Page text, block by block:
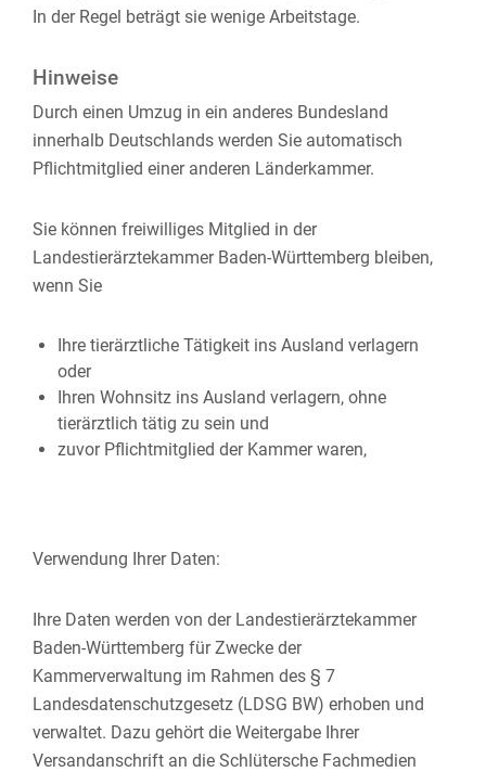
In der Regel beträgt sie wenige Arbeitstage.
Hinweise
Durch einen Umzug in ein anderes Bundesland
innerhalb Deutschlands werden Sie automatisch
Pflichtmitglied einer anderen Länderkammer.
Sie können freiwilliges Mitglied in der
Landestierärztekammer Baden-Württemberg bleiben,
wenn Sie
Ihre tierärztliche Tätigkeit ins Ausland verlagern
oder
Ihren Wohnsitz ins Ausland verlagern, ohne
tierärztlich tätig zu sein und
zuvor Pflichtmitglied der Kammer waren,
Verwendung Ihrer Daten:
Ihre Daten werden von der Landestierärztekammer
Baden-Württemberg für Zwecke der
Kammerverwaltung im Rahmen des § 7
Landesdatenschutzgesetz (LDSG BW) erhoben und
verwaltet. Dazu gehört die Weitergabe Ihrer
Versandanschrift an die Schlütersche Fachmedien